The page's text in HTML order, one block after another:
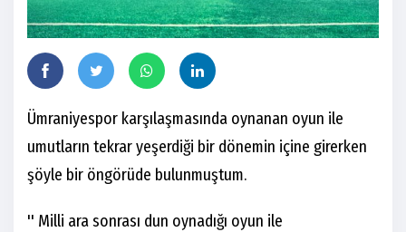
Ümraniyespor karşılaşmasında oynanan oyun ile
umutların tekrar yeşerdiği bir dönemin içine girerken
şöyle bir öngörüde bulunmuştum.
'' Milli ara sonrası dun oynadığı oyun ile